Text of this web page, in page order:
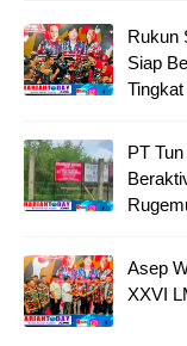
Rukun
Siap
PT
Asep
XXVI